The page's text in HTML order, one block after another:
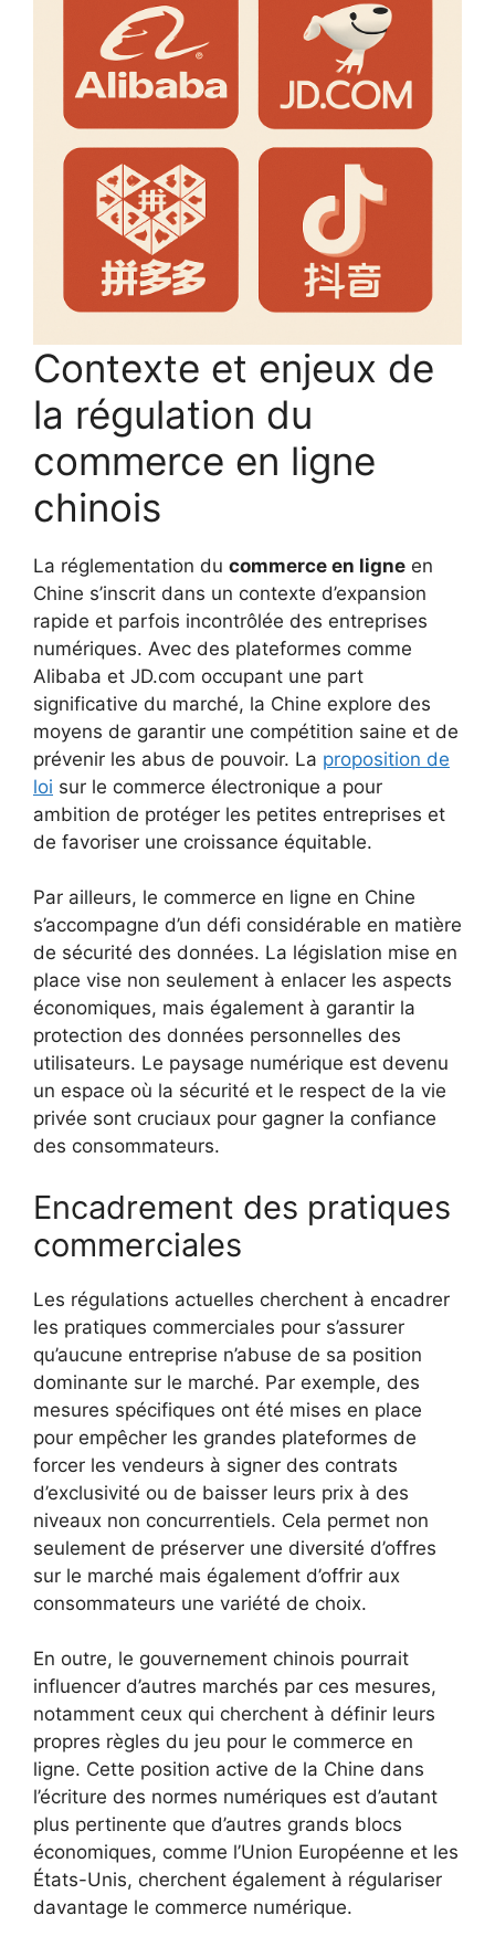
Contexte et enjeux de
la régulation du
commerce en ligne
chinois
La réglementation du commerce en ligne en
Chine s’inscrit dans un contexte d’expansion
rapide et parfois incontrôlée des entreprises
numériques. Avec des plateformes comme
Alibaba et JD.com occupant une part
significative du marché, la Chine explore des
moyens de garantir une compétition saine et de
prévenir les abus de pouvoir. La proposition de
loi sur le commerce électronique a pour
ambition de protéger les petites entreprises et
de favoriser une croissance équitable.
Par ailleurs, le commerce en ligne en Chine
s’accompagne d’un défi considérable en matière
de sécurité des données. La législation mise en
place vise non seulement à enlacer les aspects
économiques, mais également à garantir la
protection des données personnelles des
utilisateurs. Le paysage numérique est devenu
un espace où la sécurité et le respect de la vie
privée sont cruciaux pour gagner la confiance
des consommateurs.
Encadrement des pratiques
commerciales
Les régulations actuelles cherchent à encadrer
les pratiques commerciales pour s’assurer
qu’aucune entreprise n’abuse de sa position
dominante sur le marché. Par exemple, des
mesures spécifiques ont été mises en place
pour empêcher les grandes plateformes de
forcer les vendeurs à signer des contrats
d’exclusivité ou de baisser leurs prix à des
niveaux non concurrentiels. Cela permet non
seulement de préserver une diversité d’offres
sur le marché mais également d’offrir aux
consommateurs une variété de choix.
En outre, le gouvernement chinois pourrait
influencer d’autres marchés par ces mesures,
notamment ceux qui cherchent à définir leurs
propres règles du jeu pour le commerce en
ligne. Cette position active de la Chine dans
l’écriture des normes numériques est d’autant
plus pertinente que d’autres grands blocs
économiques, comme l’Union Européenne et les
États-Unis, cherchent également à régulariser
davantage le commerce numérique.